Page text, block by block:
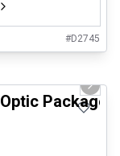
#D2745
Next
Package